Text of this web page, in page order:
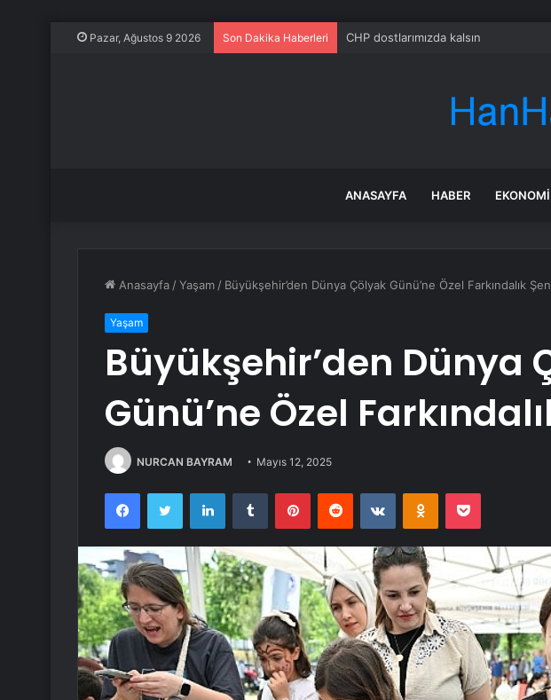
Pazar, Ağustos 9 2026 Son Dakika Haberleri CHP dostlarımızda kalsın
ANASAYFA HABER EKONOMI
Anasayfa /Yaşam / Büyükşehir’den Dünya Çölyak Günü’ne Özel Farkındalık
Yaşam
Büyükşehir’den Dünya
Günü’ne Özel
NURCAN BAYRAM Mayıs 12, 2025
FacebookTwitter LinkedInTumblr PinterestReddit VKontakteOdnoklassniki
Pocket